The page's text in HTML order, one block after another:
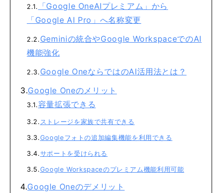
「Google OneAIプレミアム」から
「Google AI Pro」へ名称変更
Geminiの統合やGoogle WorkspaceでのAI
機能強化
Google OneならではのAI活用法とは？
Google Oneのメリット
容量拡張できる
ストレージを家族で共有できる
Googleフォトの追加編集機能を利用できる
サポートを受けられる
Google Workspaceのプレミアム機能利用可能
Google Oneのデメリット